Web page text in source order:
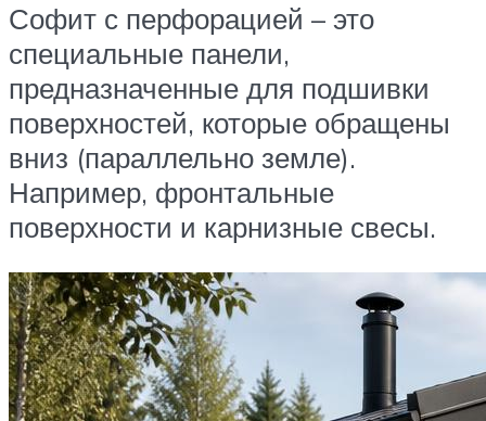
Софит с перфорацией – это
специальные панели,
предназначенные для подшивки
поверхностей, которые обращены
вниз (параллельно земле).
Например, фронтальные
поверхности и карнизные свесы.